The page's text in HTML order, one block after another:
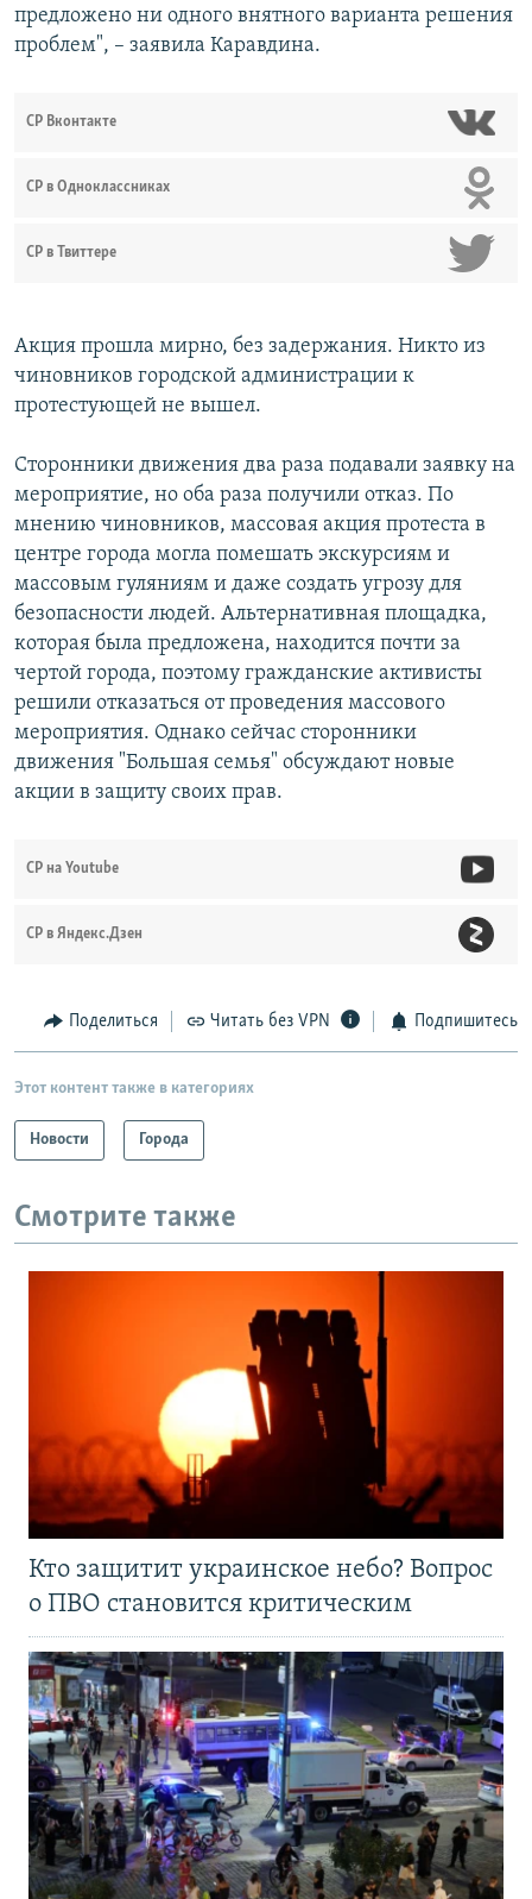
предложено ни одного внятного варианта решения
проблем", – заявила Каравдина.
СР Вконтакте
СР в Одноклассниках
СР в Твиттере
Акция прошла мирно, без задержания. Никто из
чиновников городской администрации к
протестующей не вышел.
Сторонники движения два раза подавали заявку на
мероприятие, но оба раза получили отказ. По
мнению чиновников, массовая акция протеста в
центре города могла помешать экскурсиям и
массовым гуляниям и даже создать угрозу для
безопасности людей. Альтернативная площадка,
которая была предложена, находится почти за
чертой города, поэтому гражданские активисты
решили отказаться от проведения массового
мероприятия. Однако сейчас сторонники
движения "Большая семья" обсуждают новые
акции в защиту своих прав.
СР на Youtube
СР в Яндекс.Дзен
Поделиться Читать без VPN Подпишитесь
Этот контент также в категориях
Новости Города
Смотрите также
Кто защитит украинское небо? Вопрос
о ПВО становится критическим